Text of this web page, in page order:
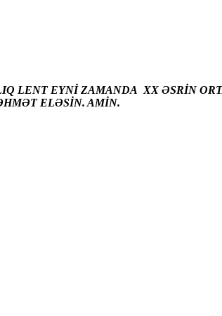
LENT EYNİ ZAMANDA XX ƏSRİN
ELƏSİN. AMİN.